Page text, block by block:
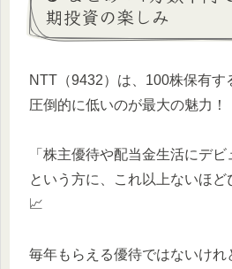
期投資の楽しみ
NTT（9432）は、100株保有す
圧倒的に低いのが最大の魅力！
「株主優待や配当金生活にデビ
という方に、これ以上ないほ
📈
毎年もらえる優待ではないけれ